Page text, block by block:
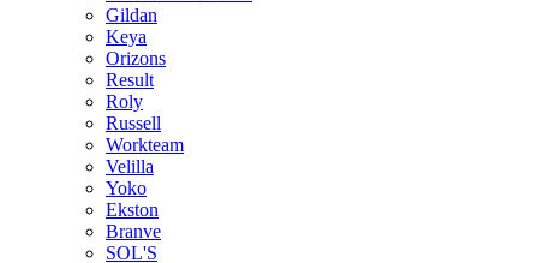
Gildan
Keya
Orizons
Result
Roly
Russell
Workteam
Velilla
Yoko
Ekston
Branve
SOL'S